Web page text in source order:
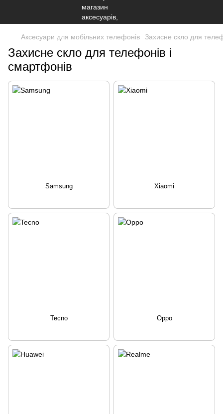
Аксесуари для мобільних телефонів Захисне скло для
Захисне скло для телефонів і
смартфонів
Samsung Xiaomi
Tecno Oppo